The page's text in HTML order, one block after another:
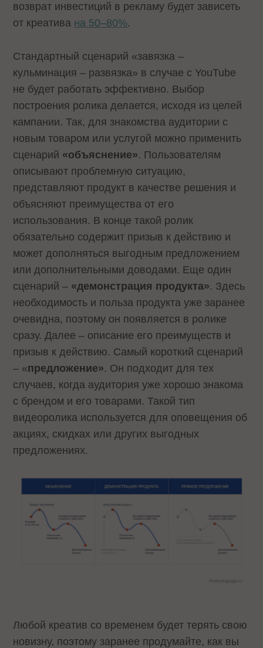
возврат инвестиций в рекламу будет зависеть
от креатива на 50–80%.
Стандартный сценарий «завязка –
кульминация – развязка» в случае с YouTube
не будет работать эффективно. Выбор
построения ролика делается, исходя из целей
кампании. Так, для знакомства аудитории с
новым товаром или услугой можно применить
сценарий «объяснение». Пользователям
описывают проблемную ситуацию,
представляют продукт в качестве решения и
объясняют преимущества от его
использования. В конце такой ролик
обязательно содержит призыв к действию и
может дополняться выгодным предложением
или дополнительными доводами. Еще один
сценарий – «демонстрация продукта». Здесь
необходимость и польза продукта уже заранее
очевидна, поэтому он появляется в ролике
сразу. Далее – описание его преимуществ и
призыв к действию. Самый короткий сценарий
– «предложение». Он подходит для тех
случаев, когда аудитория уже хорошо знакома
с брендом и его товарами. Такой тип
видеоролика используется для оповещения об
акциях, скидках или других выгодных
предложениях.
Любой креатив со временем будет терять свою
новизну, поэтому заранее продумайте, как вы